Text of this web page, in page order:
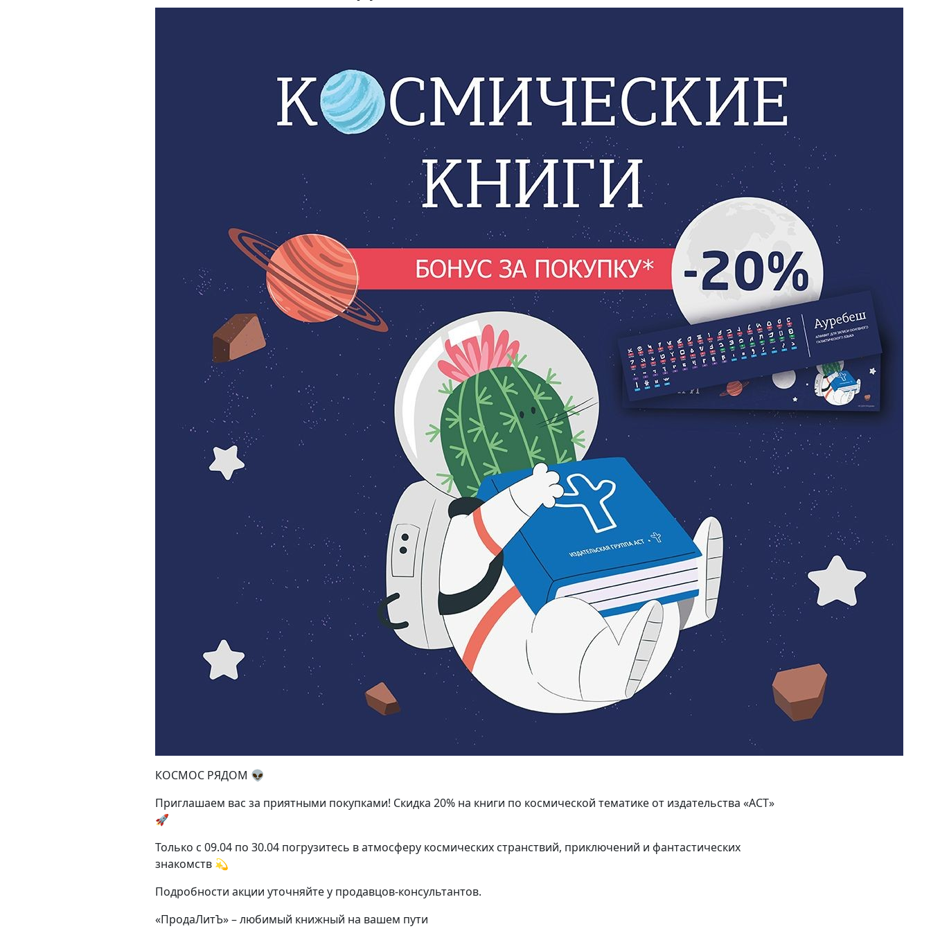
КОСМОС РЯДОМ 👽
Приглашаем вас за приятными покупками! Скидка 20% на книги по космической тематике от издательства «АСТ»
🚀
Только с 09.04 по 30.04 погрузитесь в атмосферу космических странствий, приключений и фантастических
знакомств 💫
Подробности акции уточняйте у продавцов-консультантов.
«ПродаЛитЪ» – любимый книжный на вашем пути